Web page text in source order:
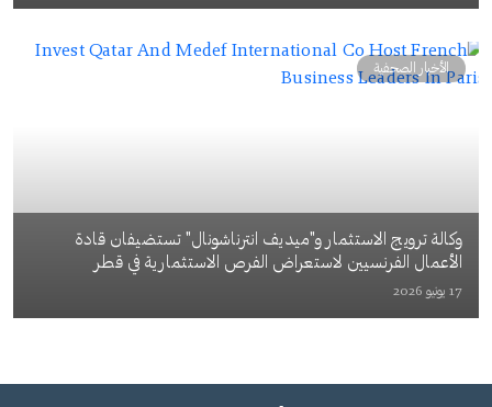
الأخبار الصحفية
وكالة ترويج الاستثمار و"ميديف انترناشونال" تستضيفان قادة
الأعمال الفرنسيين لاستعراض الفرص الاستثمارية في قطر
17 يونيو 2026